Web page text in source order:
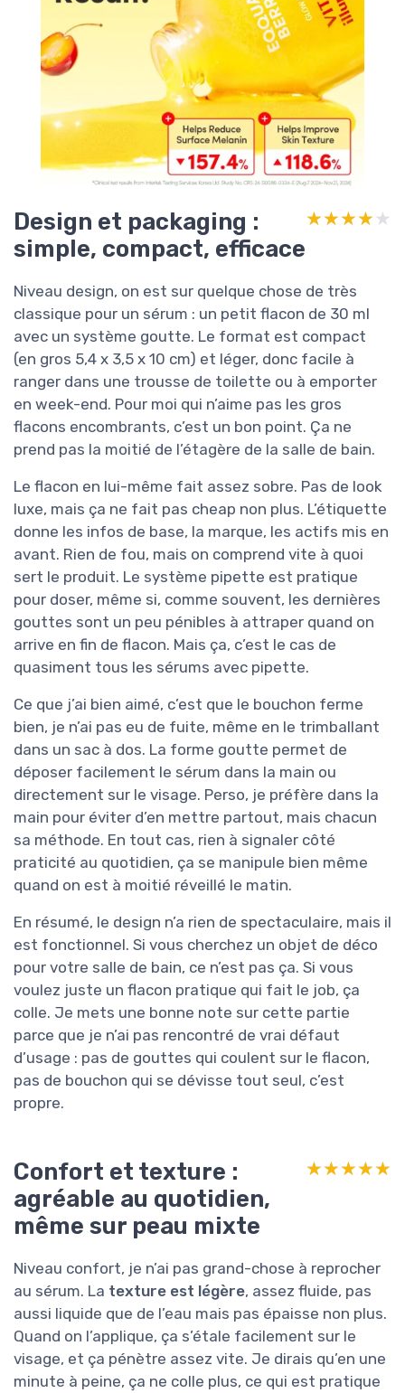
Design et packaging :
simple, compact, efficace
★★★★★
★★★★★
Niveau design, on est sur quelque chose de très
classique pour un sérum : un petit flacon de 30 ml
avec un système goutte. Le format est compact
(en gros 5,4 x 3,5 x 10 cm) et léger, donc facile à
ranger dans une trousse de toilette ou à emporter
en week-end. Pour moi qui n’aime pas les gros
flacons encombrants, c’est un bon point. Ça ne
prend pas la moitié de l’étagère de la salle de bain.
Le flacon en lui-même fait assez sobre. Pas de look
luxe, mais ça ne fait pas cheap non plus. L’étiquette
donne les infos de base, la marque, les actifs mis en
avant. Rien de fou, mais on comprend vite à quoi
sert le produit. Le système pipette est pratique
pour doser, même si, comme souvent, les dernières
gouttes sont un peu pénibles à attraper quand on
arrive en fin de flacon. Mais ça, c’est le cas de
quasiment tous les sérums avec pipette.
Ce que j’ai bien aimé, c’est que le bouchon ferme
bien, je n’ai pas eu de fuite, même en le trimballant
dans un sac à dos. La forme goutte permet de
déposer facilement le sérum dans la main ou
directement sur le visage. Perso, je préfère dans la
main pour éviter d’en mettre partout, mais chacun
sa méthode. En tout cas, rien à signaler côté
praticité au quotidien, ça se manipule bien même
quand on est à moitié réveillé le matin.
En résumé, le design n’a rien de spectaculaire, mais il
est fonctionnel. Si vous cherchez un objet de déco
pour votre salle de bain, ce n’est pas ça. Si vous
voulez juste un flacon pratique qui fait le job, ça
colle. Je mets une bonne note sur cette partie
parce que je n’ai pas rencontré de vrai défaut
d’usage : pas de gouttes qui coulent sur le flacon,
pas de bouchon qui se dévisse tout seul, c’est
propre.
Confort et texture :
agréable au quotidien,
même sur peau mixte
★★★★★
★★★★★
Niveau confort, je n’ai pas grand-chose à reprocher
au sérum. La texture est légère, assez fluide, pas
aussi liquide que de l’eau mais pas épaisse non plus.
Quand on l’applique, ça s’étale facilement sur le
visage, et ça pénètre assez vite. Je dirais qu’en une
minute à peine, ça ne colle plus, ce qui est pratique